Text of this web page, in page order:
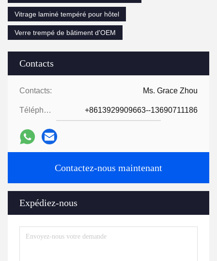
Contacts
Contacts: Ms. Grace Zhou
Téléphone: +8613929909663--13690711186
Contactez-nous maintenant
Expédiez-nous
Vitrage laminé tempéré pour hôtel
Verre trempé de bâtiment d'OEM